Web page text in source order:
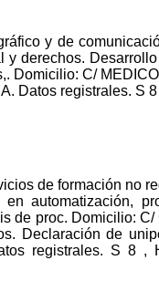
y de
derechos.
Domicilio: C/
Datos registrales. S 8
de formación no
automatización,
de proc. Domicilio: C/
Declaración de
registrales. S 8 ,